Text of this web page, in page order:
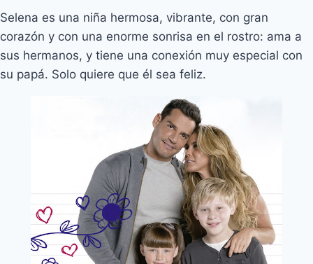
Selena es una niña hermosa, vibrante, con gran
corazón y con una enorme sonrisa en el rostro: ama a
sus hermanos, y tiene una conexión muy especial con
su papá. Solo quiere que él sea feliz.